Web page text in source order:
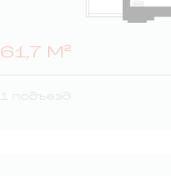
61,7 М²
1 подъезд